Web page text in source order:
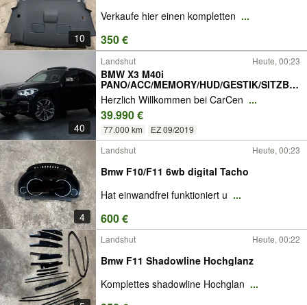
10
Verkaufe hier einen kompletten ...
350 €
40
Landshut Heute, 00:23
BMW X3 M40i
PANO/ACC/MEMORY/HUD/GESTIK/SITZBE
LÜFTUNG
Herzlich Willkommen bei CarCen ...
39.990 €
77.000 km EZ 09/2019
4
Landshut Heute, 00:23
Bmw F10/F11 6wb digital Tacho
Hat einwandfrei funktioniert u ...
600 €
Landshut Heute, 00:22
Bmw F11 Shadowline Hochglanz
Komplettes shadowline Hochglan ...